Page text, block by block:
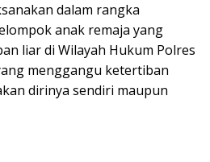
dalam rangka
anak remaja yang
liar di Wilayah Hukum Polres
menggangu ketertiban
dirinya sendiri maupun